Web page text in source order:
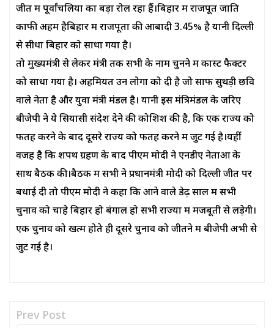
जीत में पूर्वांचलियों का बड़ा रोल रहा हैं।बिहार में राजपूत जाति
काफी अहम हैबिहार में राजपूतों की आबादी 3.45% है यानी दिल्ली
से सीधा बिहार को साधा गया है।
तो मुख्यमंत्री से लेकर मंत्री तक सभी के नाम चुनने में कास्ट फैक्टर
को साधा गया है। अहमियत उन लोगों को दी है जो साफ सुथड़ी छवि
वाले नेता है और युवा मंत्री मंडल है। यानी इस मंत्रिमंडल के जरिए
बीजेपी ने ये सियासी संदेश देने की कोशिश की है, कि एक राज्य को
फतह करने के बाद दूसरे राज्य को फतह करने में जुट गई है।यहीं
वजह है कि शपथ ग्रहण के बाद पीएम मोदी ने एनडीए नेताओं के
साथ बैठक की।बैठक में सभी ने प्रधानमंत्री मोदी को दिल्ली जीत पर
बधाई दी तो पीएम मोदी ने कहा कि आने वाले डेढ़ साल में सभी
चुनाव को चाहे बिहार हो बंगाल हो सभी राज्यों में मजबूती से लड़ेगी।
एक चुनाव को खत्म होते ही दूसरे चुनाव को जीतने में बीजेपी अभी से
जुट गई है।
Prev Post